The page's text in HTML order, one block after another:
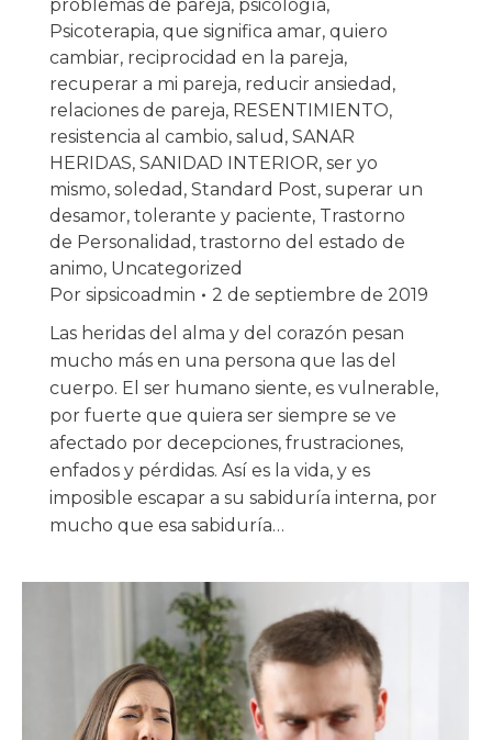
problemas de pareja, psicología,
Psicoterapia, que significa amar, quiero
cambiar, reciprocidad en la pareja,
recuperar a mi pareja, reducir ansiedad ,
relaciones de pareja, RESENTIMIENTO,
resistencia al cambio, salud , SANAR
HERIDAS, SANIDAD INTERIOR, ser yo
mismo, soledad , Standard Post, superar un
desamor, tolerante y paciente, Trastorno
de Personalidad , trastorno del estado de
animo, Uncategorized
Por sipsicoadmin
2 de septiembre de 2019
Las heridas del alma y del corazón pesan
mucho más en una persona que las del
cuerpo. El ser humano siente, es vulnerable,
por fuerte que quiera ser siempre se ve
afectado por decepciones, frustraciones,
enfados y pérdidas. Así es la vida, y es
imposible escapar a su sabiduría interna, por
mucho que esa sabiduría…